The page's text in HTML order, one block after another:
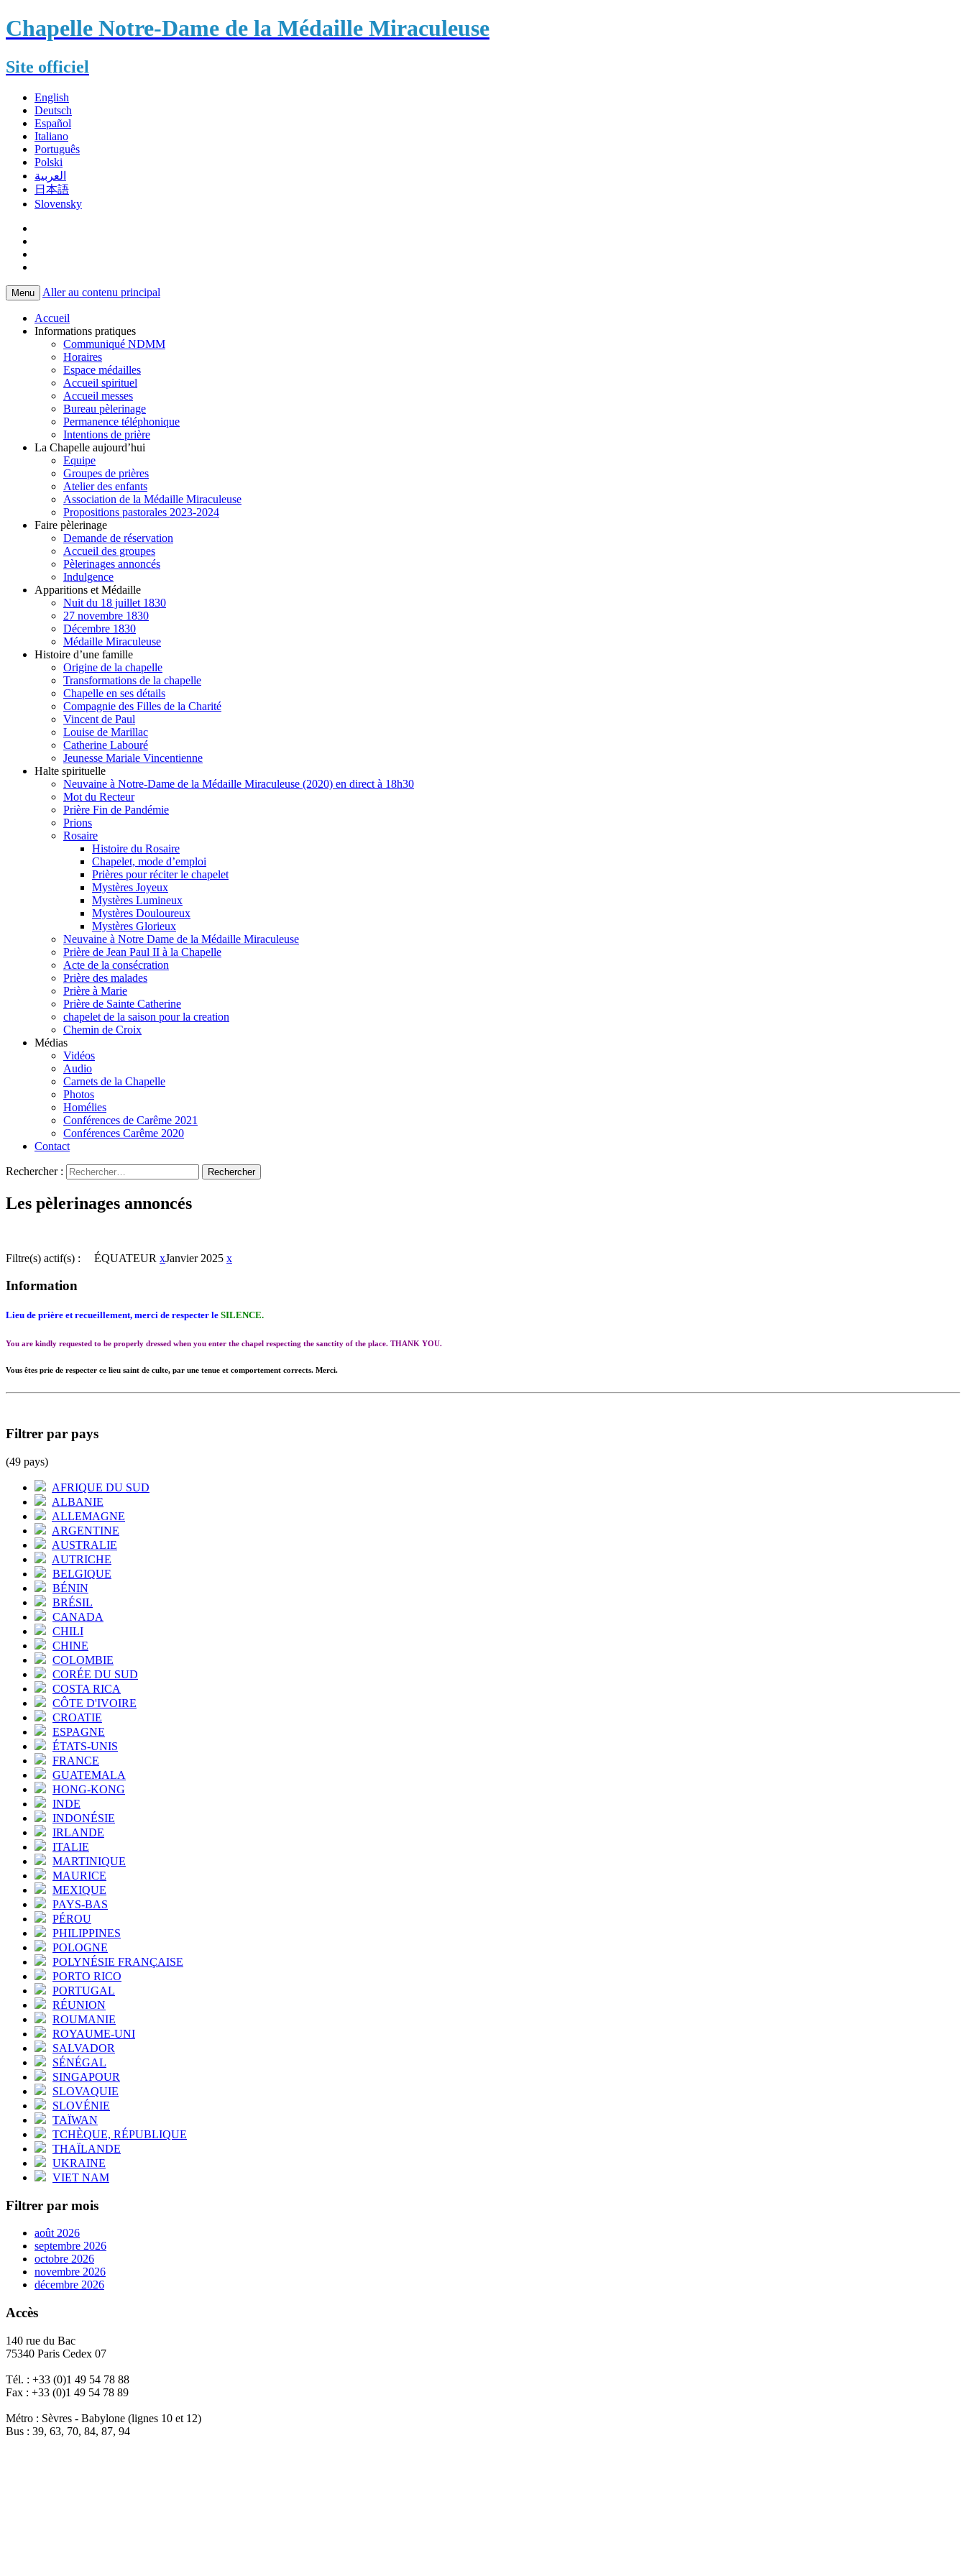
Chapelle Notre-Dame de la Médaille Miraculeuse
Site officiel
English
Deutsch
Español
Italiano
Português
Polski
العربية
日本語
Slovensky
Menu Aller au contenu principal
Accueil
Informations pratiques
Communiqué NDMM
Horaires
Espace médailles
Accueil spirituel
Accueil messes
Bureau pèlerinage
Permanence téléphonique
Intentions de prière
La Chapelle aujourd’hui
Equipe
Groupes de prières
Atelier des enfants
Association de la Médaille Miraculeuse
Propositions pastorales 2023-2024
Faire pèlerinage
Demande de réservation
Accueil des groupes
Pèlerinages annoncés
Indulgence
Apparitions et Médaille
Nuit du 18 juillet 1830
27 novembre 1830
Décembre 1830
Médaille Miraculeuse
Histoire d’une famille
Origine de la chapelle
Transformations de la chapelle
Chapelle en ses détails
Compagnie des Filles de la Charité
Vincent de Paul
Louise de Marillac
Catherine Labouré
Jeunesse Mariale Vincentienne
Halte spirituelle
Neuvaine à Notre-Dame de la Médaille Miraculeuse (2020) en direct à 18h30
Mot du Recteur
Prière Fin de Pandémie
Prions
Rosaire
Histoire du Rosaire
Chapelet, mode d’emploi
Prières pour réciter le chapelet
Mystères Joyeux
Mystères Lumineux
Mystères Douloureux
Mystères Glorieux
Neuvaine à Notre Dame de la Médaille Miraculeuse
Prière de Jean Paul II à la Chapelle
Acte de la consécration
Prière des malades
Prière à Marie
Prière de Sainte Catherine
chapelet de la saison pour la creation
Chemin de Croix
Médias
Vidéos
Audio
Carnets de la Chapelle
Photos
Homélies
Conférences de Carême 2021
Conférences Carême 2020
Contact
Rechercher :
Les pèlerinages annoncés
Filtre(s) actif(s) : ÉQUATEUR xJanvier 2025 x
Information
Lieu de prière et recueillement, merci de respecter le SILENCE.
You are kindly requested to be properly dressed when you enter the chapel respecting the sanctity of the place. THANK YOU.
Vous êtes prie de respecter ce lieu saint de culte, par une tenue et comportement corrects. Merci.
Filtrer par pays
(49 pays)
AFRIQUE DU SUD
ALBANIE
ALLEMAGNE
ARGENTINE
AUSTRALIE
AUTRICHE
BELGIQUE
BÉNIN
BRÉSIL
CANADA
CHILI
CHINE
COLOMBIE
CORÉE DU SUD
COSTA RICA
CÔTE D'IVOIRE
CROATIE
ESPAGNE
ÉTATS-UNIS
FRANCE
GUATEMALA
HONG-KONG
INDE
INDONÉSIE
IRLANDE
ITALIE
MARTINIQUE
MAURICE
MEXIQUE
PAYS-BAS
PÉROU
PHILIPPINES
POLOGNE
POLYNÉSIE FRANÇAISE
PORTO RICO
PORTUGAL
RÉUNION
ROUMANIE
ROYAUME-UNI
SALVADOR
SÉNÉGAL
SINGAPOUR
SLOVAQUIE
SLOVÉNIE
TAÏWAN
TCHÈQUE, RÉPUBLIQUE
THAÏLANDE
UKRAINE
VIET NAM
Filtrer par mois
août 2026
septembre 2026
octobre 2026
novembre 2026
décembre 2026
Accès
140 rue du Bac
75340 Paris Cedex 07
Tél. : +33 (0)1 49 54 78 88
Fax : +33 (0)1 49 54 78 89
Métro : Sèvres - Babylone (lignes 10 et 12)
Bus : 39, 63, 70, 84, 87, 94